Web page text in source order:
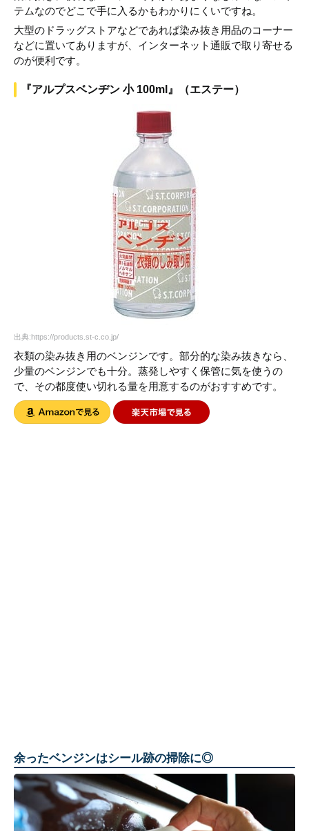
テムなのでどこで手に入るかもわかりにくいですね。
大型のドラッグストアなどであれば染み抜き用品のコーナー
などに置いてありますが、インターネット通販で取り寄せる
のが便利です。
『アルプスベンヂン 小 100ml』（エステー）
出典:https://products.st-c.co.jp/
衣類の染み抜き用のベンジンです。部分的な染み抜きなら、
少量のベンジンでも十分。蒸発しやすく保管に気を使うの
で、その都度使い切れる量を用意するのがおすすめです。
余ったベンジンはシール跡の掃除に◎